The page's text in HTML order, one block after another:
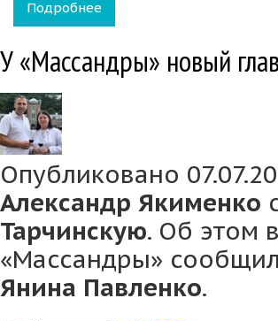
Подробнее
У «Массандры» новый
Опубликовано
Александр Якименко
Тарчинскую. Об этом
«Массандры»
Янина Павленко.